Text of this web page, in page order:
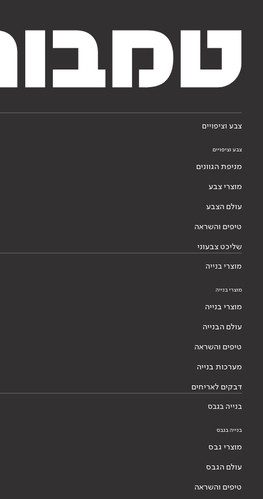
צבע וציפויים
צבע וציפויים
מניפת הגוונים
מוצרי צבע
עולם הצבע
טיפים והשראה
שליכט צבעוני
מוצרי בנייה
מוצרי בנייה
מוצרי בנייה
עולם הבנייה
טיפים והשראה
מערכות בנייה
דבקים לאריחים
בנייה בגבס
בנייה בגבס
מוצרי גבס
עולם הגבס
טיפים והשראה